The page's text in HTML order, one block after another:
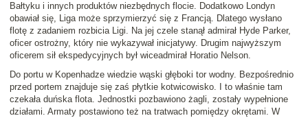
Bałtyku i innych produktów niezbędnych flocie. Dodatkowo Londyn
obawiał się, Liga może sprzymierzyć się z Francją. Dlatego wysłano
flotę z zadaniem rozbicia Ligi. Na jej czele stanął admirał Hyde Parker,
oficer ostrożny, który nie wykazywał inicjatywy. Drugim najwyższym
oficerem sił ekspedycyjnych był wiceadmirał Horatio Nelson.
Do portu w Kopenhadze wiedzie wąski głęboki tor wodny. Bezpośrednio
przed portem znajduje się zaś płytkie kotwicowisko. I to właśnie tam
czekała duńska flota. Jednostki pozbawiono żagli, zostały wypełnione
działami. Armaty postawiono też na tratwach pomiędzy okrętami. W